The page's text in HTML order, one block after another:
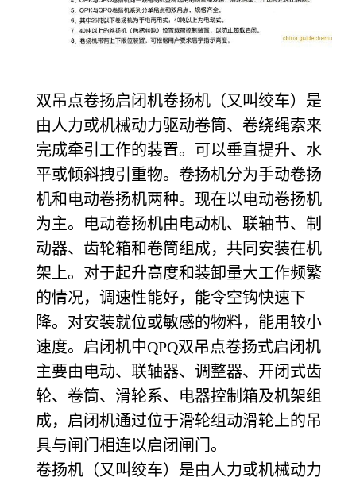
双吊点卷扬启闭机卷扬机（又叫绞车）是
由人力或机械动力驱动卷筒、卷绕绳索来
完成牵引工作的装置。可以垂直提升、水
平或倾斜拽引重物。卷扬机分为手动卷扬
机和电动卷扬机两种。现在以电动卷扬机
为主。电动卷扬机由电动机、联轴节、制
动器、齿轮箱和卷筒组成，共同安装在机
架上。对于起升高度和装卸量大工作频繁
的情况，调速性能好，能令空钩快速下
降。对安装就位或敏感的物料，能用较小
速度。启闭机中QPQ双吊点卷扬式启闭机
主要由电动、联轴器、调整器、开闭式齿
轮、卷筒、滑轮系、电器控制箱及机架组
成，启闭机通过位于滑轮组动滑轮上的吊
具与闸门相连以启闭闸门。
卷扬机（又叫绞车）是由人力或机械动力